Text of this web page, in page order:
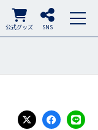
SNS
公式グッズ